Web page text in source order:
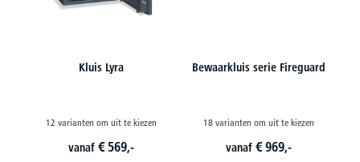
Kluis Lyra
12 varianten om uit te kiezen
vanaf € 569,-
Bewaarkluis serie Fireguard
18 varianten om uit te kiezen
vanaf € 969,-